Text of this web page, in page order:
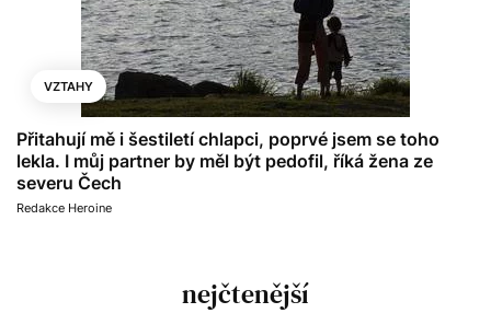
VZTAHY
Přitahují mě i šestiletí chlapci, poprvé jsem se toho
lekla. I můj partner by měl být pedofil, říká žena ze
severu Čech
Redakce Heroine
nejčtenější